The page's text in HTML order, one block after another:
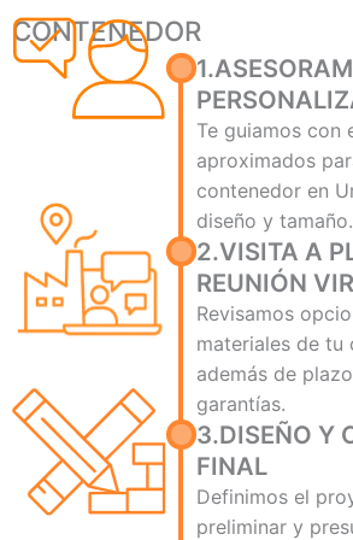
CONTENEDOR
Te guiamos con
aproximados
contenedor en
diseño y tamaño.
2.VISITA A
REUNIÓN
Revisamos
materiales de tu
además de
garantías.
3.DISEÑO Y
FINAL
Definimos el
preliminar y